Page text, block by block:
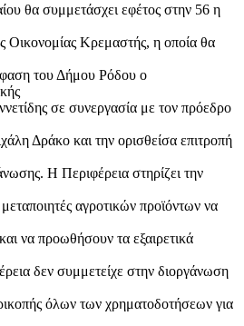
θα συμμετάσχει εφέτος στην 56 η
Οικονομίας Κρεμαστής, η οποία θα
του Δήμου Ρόδου ο
σε συνεργασία με τον πρόεδρο
Δράκο και την ορισθείσα επιτροπή
Η Περιφέρεια στηρίζει την
αγροτικών προϊόντων να
να προωθήσουν τα εξαιρετικά
δεν συμμετείχε στην διοργάνωση
όλων των χρηματοδοτήσεων για